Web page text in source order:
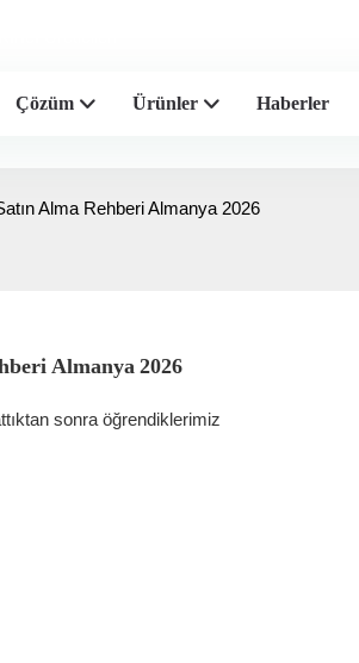
Çözüm Ürünler Haberler
Alma Rehberi Almanya 2026
Almanya 2026
sonra öğrendiklerimiz